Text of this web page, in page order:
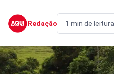
Redação 1 min de leitura